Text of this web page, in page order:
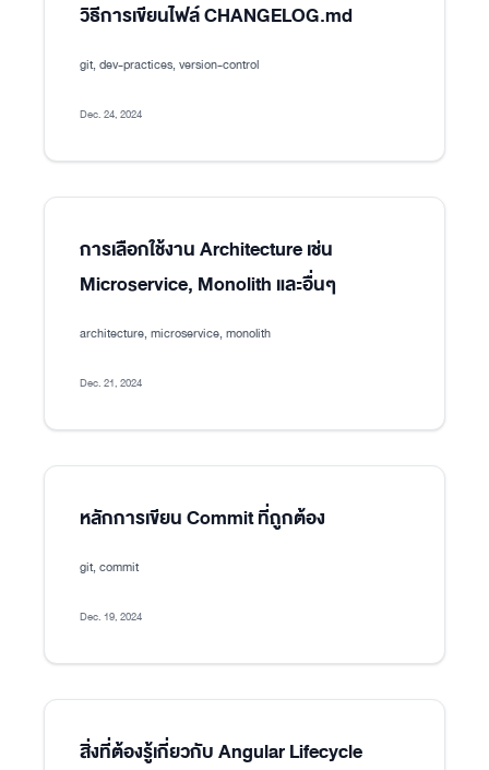
วิธีการเขียนไฟล์ CHANGELOG.md
git, dev-practices, version-control
Dec. 24, 2024
การเลือกใช้งาน Architecture เช่น
Microservice, Monolith และอื่นๆ
architecture, microservice, monolith
Dec. 21, 2024
หลักการเขียน Commit ที่ถูกต้อง
git, commit
Dec. 19, 2024
สิ่งที่ต้องรู้เกี่ยวกับ Angular Lifecycle